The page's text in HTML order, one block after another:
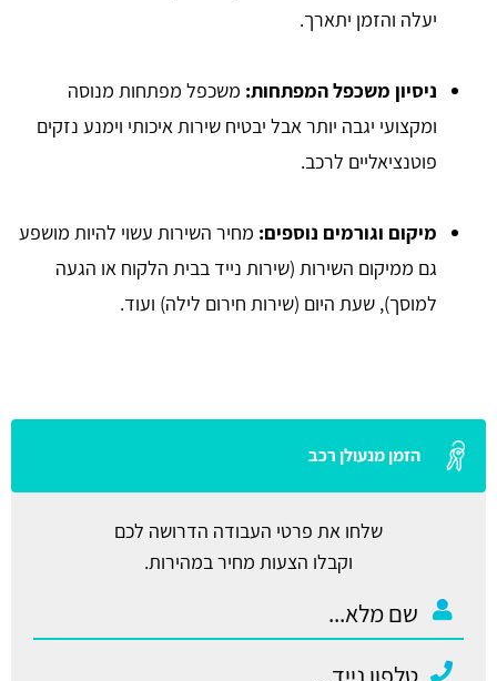
יעלה והזמן יתארך.
ניסיון משכפל המפתחות: משכפל מפתחות מנוסה
ומקצועי יגבה יותר אבל יבטיח שירות איכותי וימנע נזקים
פוטנציאליים לרכב.
מיקום וגורמים נוספים: מחיר השירות עשוי להיות מושפע
גם ממיקום השירות (שירות נייד בבית הלקוח או הגעה
למוסך), שעת היום (שירות חירום לילה) ועוד.
הזמן מנעולן רכב
שלחו את פרטי העבודה הדרושה לכם
וקבלו הצעות מחיר במהירות.